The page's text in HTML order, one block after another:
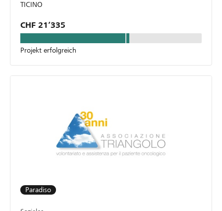
TICINO
CHF 21’335
Projekt erfolgreich
Paradiso